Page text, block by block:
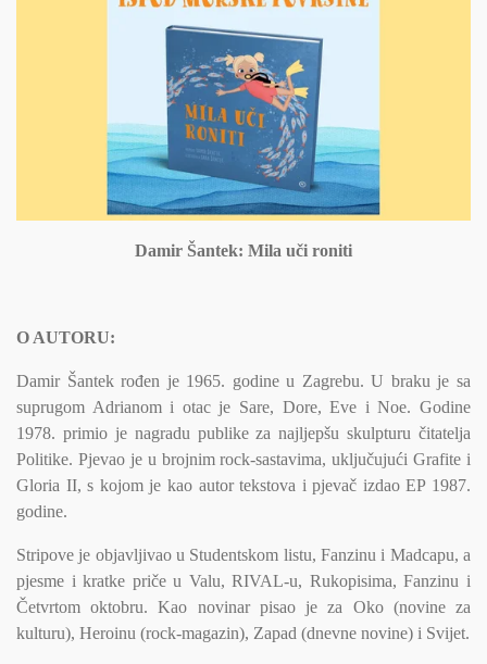
Damir Šantek: Mila uči roniti
O AUTORU:
Damir Šantek rođen je 1965. godine u Zagrebu. U braku je sa
suprugom Adrianom i otac je Sare, Dore, Eve i Noe. Godine
1978. primio je nagradu publike za najljepšu skulpturu čitatelja
Politike. Pjevao je u brojnim rock-sastavima, uključujući Grafite i
Gloria II, s kojom je kao autor tekstova i pjevač izdao EP 1987.
godine.
Stripove je objavljivao u Studentskom listu, Fanzinu i Madcapu, a
pjesme i kratke priče u Valu, RIVAL-u, Rukopisima, Fanzinu i
Četvrtom oktobru. Kao novinar pisao je za Oko (novine za
kulturu), Heroinu (rock-magazin), Zapad (dnevne novine) i Svijet.